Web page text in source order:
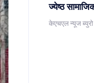
ज्येष्ठ
केएचएल न्यूज ब्युरो